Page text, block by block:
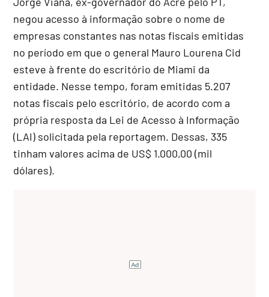
negou acesso à informação sobre o nome de
empresas constantes nas notas fiscais emitidas
no período em que o general Mauro Lourena Cid
esteve à frente do escritório de Miami da
entidade. Nesse tempo, foram emitidas 5.207
notas fiscais pelo escritório, de acordo com a
própria resposta da Lei de Acesso à Informação
(LAI) solicitada pela reportagem. Dessas, 335
tinham valores acima de US$ 1.000,00 (mil
dólares).